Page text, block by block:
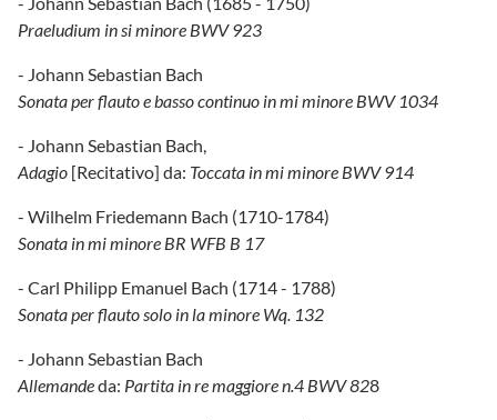
Praeludium in si minore BWV 923
- Johann Sebastian Bach
Sonata per flauto e basso continuo in mi minore BWV 1034
- Johann Sebastian Bach,
Adagio [Recitativo] da: Toccata in mi minore BWV 914
- Wilhelm Friedemann Bach (1710-1784)
Sonata in mi minore BR WFB B 17
- Carl Philipp Emanuel Bach (1714 - 1788)
Sonata per flauto solo in la minore Wq. 132
- Johann Sebastian Bach
Allemandeda: Partita in re maggiore n.4 BWV 828